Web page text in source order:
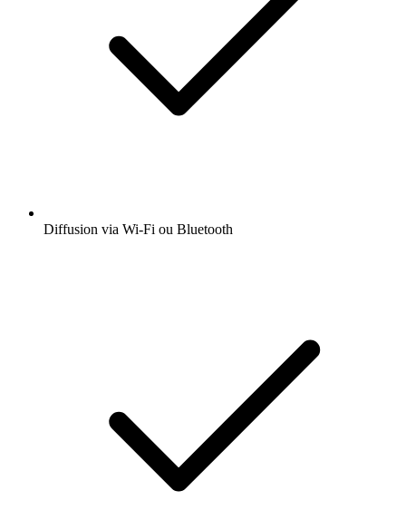
Diffusion via Wi-Fi ou Bluetooth